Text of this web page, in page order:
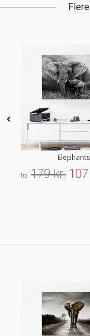
Elephants
fra 179 kr. 107